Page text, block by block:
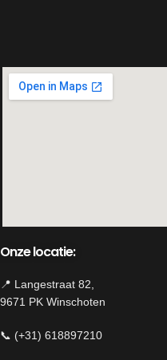
Onze locatie:
📍 Langestraat 82,
9671 PK Winschoten
📞 (+31) 618897210